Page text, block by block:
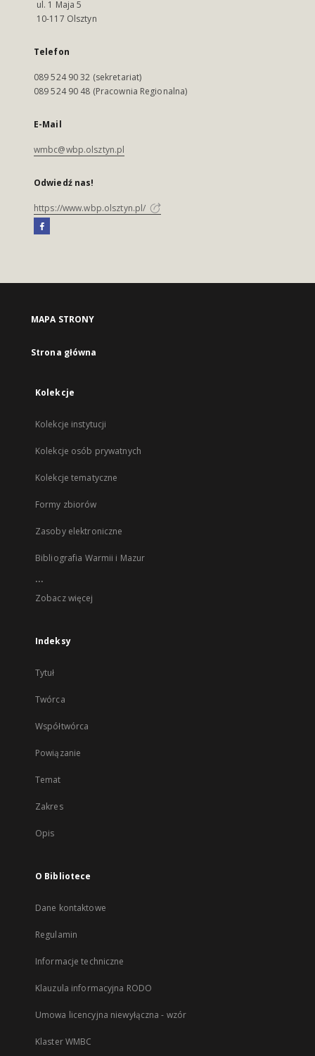
ul. 1 Maja 5
10-117 Olsztyn
Telefon
089 524 90 32 (sekretariat)
089 524 90 48 (Pracownia Regionalna)
E-Mail
wmbc@wbp.olsztyn.pl
Odwiedź nas!
https://www.wbp.olsztyn.pl/
MAPA STRONY
Strona główna
Kolekcje
Kolekcje instytucji
Kolekcje osób prywatnych
Kolekcje tematyczne
Formy zbiorów
Zasoby elektroniczne
Bibliografia Warmii i Mazur
...
Zobacz więcej
Indeksy
Tytuł
Twórca
Współtwórca
Powiązanie
Temat
Zakres
Opis
O Bibliotece
Dane kontaktowe
Regulamin
Informacje techniczne
Klauzula informacyjna RODO
Umowa licencyjna niewyłączna - wzór
Klaster WMBC